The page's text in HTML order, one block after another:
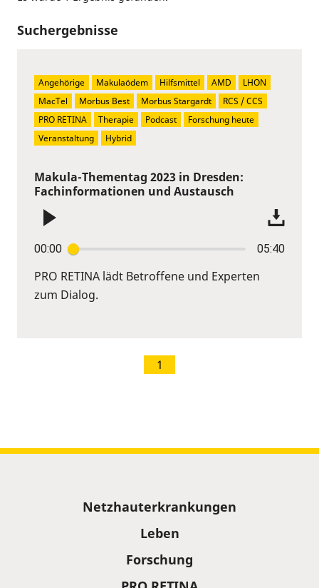
Suchergebnisse
Makula-Thementag 2023 in Dresden:
Fachinformationen und Austausch
00:00 05:40
PRO RETINA lädt Betroffene und Experten
zum Dialog.
Angehörige Makulaödem Hilfsmittel AMD
LHON
MacTel
Morbus Best Morbus Stargardt
RCS / CCS
PRO RETINA
Therapie Podcast
Forschung heute
Veranstaltung
Hybrid
1
Netzhauterkrankungen
Leben
Forschung